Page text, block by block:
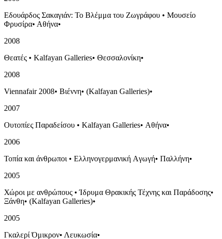
Εδουάρδος Σακαγιάν: Το Βλέμμα του Ζωγράφου • Μουσείο
Φρυσίρα• Αθήνα•
2008
Θεατές • Kalfayan Galleries• Θεσσαλονίκη•
2008
Viennafair 2008• Βιέννη• (Kalfayan Galleries)•
2007
Ουτοπίες Παραδείσου • Kalfayan Galleries• Αθήνα•
2006
Τοπία και άνθρωποι • Ελληνογερμανική Aγωγή• Παλλήνη•
2005
Χώροι με ανθρώπους • Ίδρυμα Θρακικής Τέχνης και Παράδοσης•
Ξάνθη• (Kalfayan Galleries)•
2005
Γκαλερί Όμικρον• Λευκωσία•